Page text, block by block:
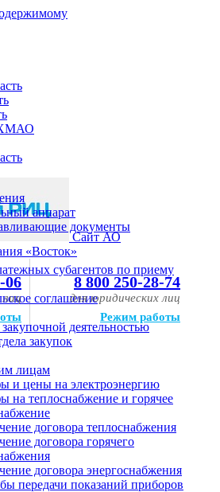
ХМАО
Сайт АО
«Восток»
06
лиц
8 800 250-28-74
для юридических лиц
Режим работы
аппарат
документы
субагентов по приему
соглашение
деятельностью
закупок
лицам
и цены на электроэнергию
на теплоснабжение и горячее
договора теплоснабжения
договора горячего
договора энергоснабжения
передачи показаний приборов